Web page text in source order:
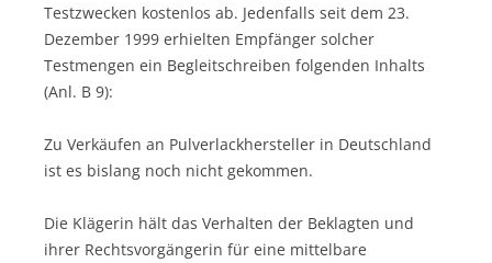
Testzwecken kostenlos ab. Jedenfalls seit dem 23.
Dezember 1999 erhielten Empfänger solcher
Testmengen ein Begleitschreiben folgenden Inhalts
(Anl. B 9):
Zu Verkäufen an Pulverlackhersteller in Deutschland
ist es bislang noch nicht gekommen.
Die Klägerin hält das Verhalten der Beklagten und
ihrer Rechtsvorgängerin für eine mittelbare